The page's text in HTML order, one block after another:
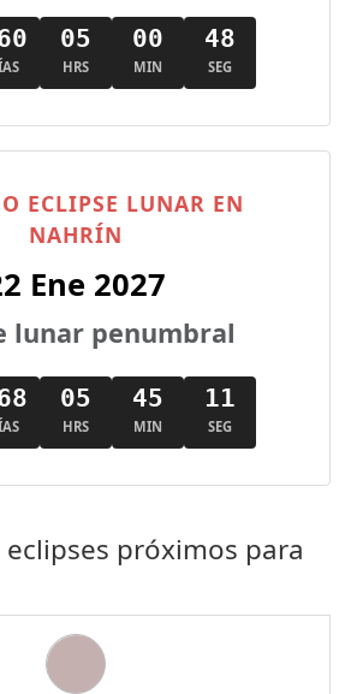
05
HRS
00
MIN
46
SEG
ECLIPSE LUNAR EN
NAHRÍN
Ene 2027
lunar penumbral
05
HRS
45
MIN
09
SEG
próximos para